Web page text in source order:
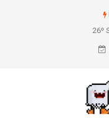
26º Salón Manga Jerez